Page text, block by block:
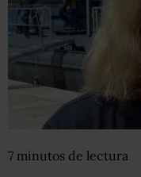
7 minutos de lectura